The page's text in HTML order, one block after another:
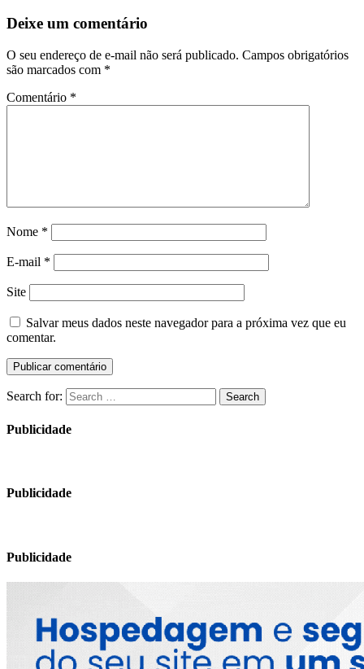
Deixe um comentário
O seu endereço de e-mail não será publicado. Campos obrigatórios
são marcados com *
Comentário *
Nome *
E-mail *
Site
Salvar meus dados neste navegador para a próxima vez que eu
comentar.
Search for: Search
Publicidade
Publicidade
Publicidade